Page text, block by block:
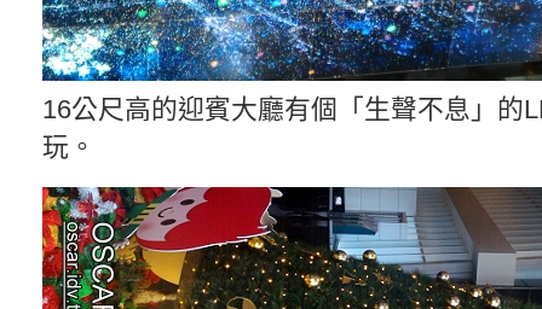
16公尺高的迎賓大廳有個「生聲不息」的
玩。